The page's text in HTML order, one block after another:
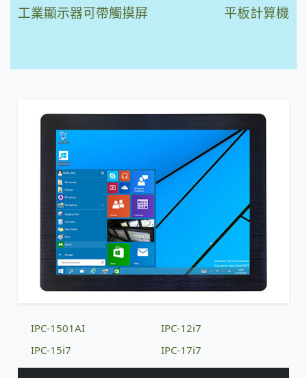
工業顯示器可帶觸摸屏
平板計算機
IPC-1501AI
IPC-12i7
IPC-15i7
IPC-17i7